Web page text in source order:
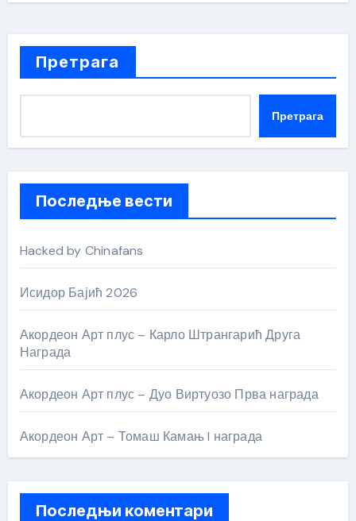
Претрага
Претрага
Последње вести
Hacked by Chinafans
Исидор Бајић 2026
Акордеон Арт плус – Карло Штрангарић Друга
Награда
Акордеон Арт плус – Дуо Виртуозо Прва награда
Акордеон Арт – Томаш Камањ I награда
Последњи коментари